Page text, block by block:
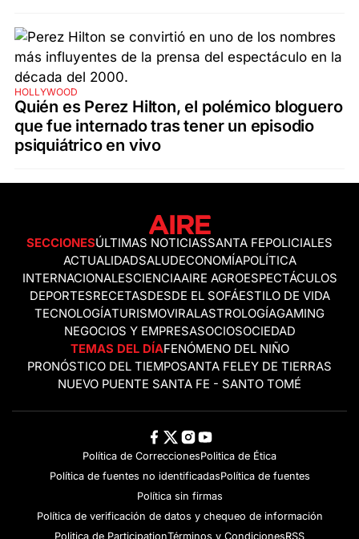
HOLLYWOOD
Quién es Perez Hilton, el polémico bloguero
que fue internado tras tener un episodio
psiquiátrico en vivo
SECCIONESÚLTIMAS NOTICIASSANTA FEPOLICIALES
ACTUALIDADSALUDECONOMÍAPOLÍTICA
INTERNACIONALESCIENCIAAIRE AGROESPECTÁCULOS
DEPORTESRECETASDESDE EL SOFÁESTILO DE VIDA
TECNOLOGÍATURISMOVIRALASTROLOGÍAGAMING
NEGOCIOS Y EMPRESASOCIOSOCIEDAD
TEMAS DEL DÍAFENÓMENO DEL NIÑO
PRONÓSTICO DEL TIEMPOSANTA FELEY DE TIERRAS
NUEVO PUENTE SANTA FE - SANTO TOMÉ
Política de CorreccionesPolitica de Ética
Política de fuentes no identificadasPolítica de fuentes
Política sin firmas
Política de verificación de datos y chequeo de información
Politica de ParticipationTérminos y CondicionesRSS